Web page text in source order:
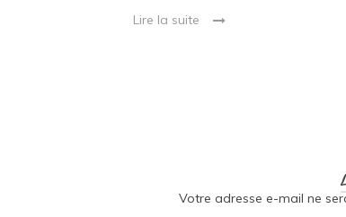
Lire la suite
Votre adresse e-mail ne